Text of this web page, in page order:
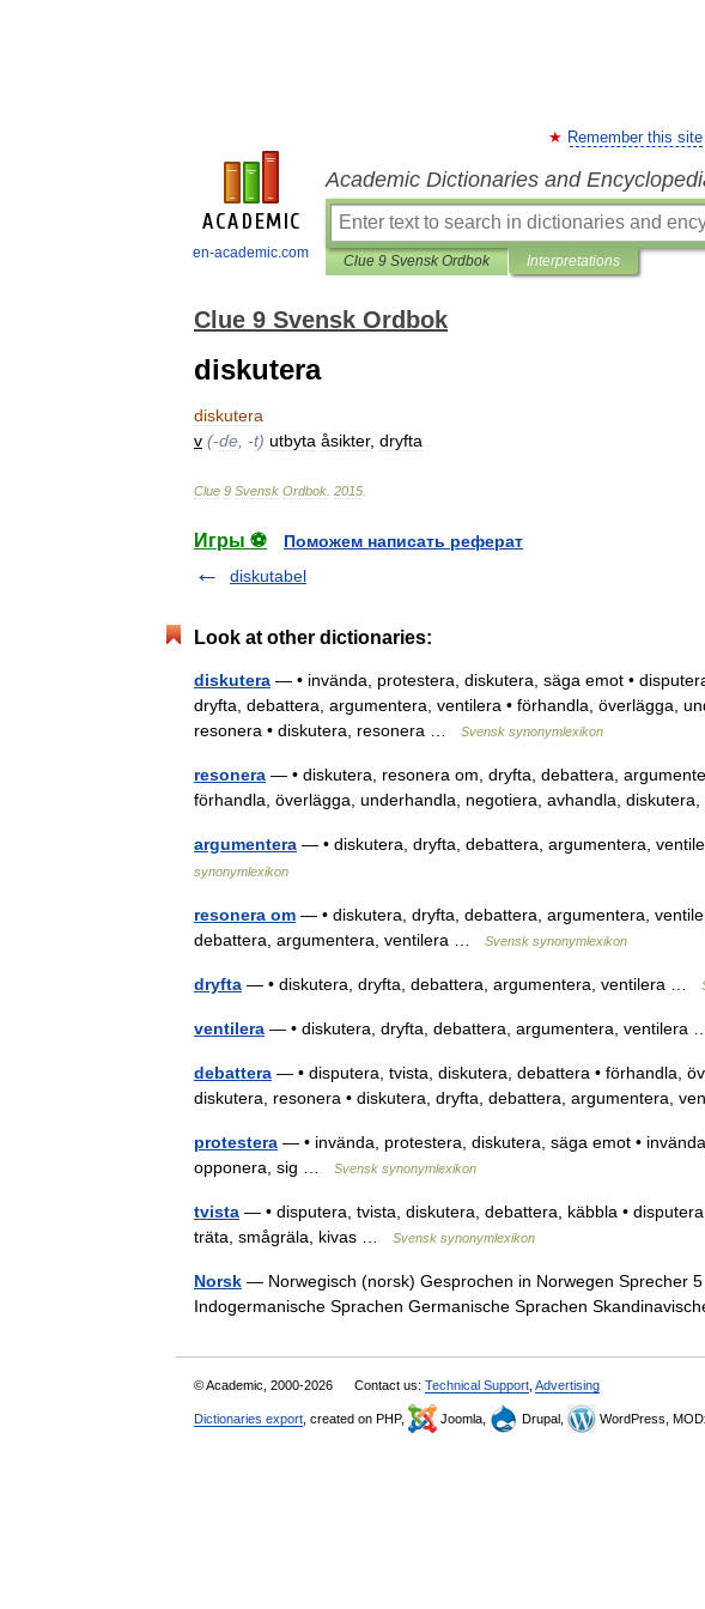
en-academic.com
Remember this site
Academic Dictionaries and
Clue 9 Svensk Ordbok Interpretations
Clue 9 Svensk Ordbok
diskutera
diskutera
v (-de , -t) utbyta åsikter, dryfta
Clue 9 Svensk Ordbok 2015
Игры ⚽
Поможем написать реферат
diskutabel
Look at other dictionaries:
diskutera — • invända, protestera, diskutera, säga emot •
dryfta, debattera, argumentera, ventilera • förhandla, överlägga,
resonera • diskutera, resonera …
Svensk synonymlexikon
resonera — • diskutera, resonera om, dryfta, debattera,
förhandla, överlägga, underhandla, negotiera, avhandla,
argumentera — • diskutera, dryfta, debattera, argumentera,
synonymlexikon
resonera om — • diskutera, dryfta, debattera, argumentera,
debattera, argumentera, ventilera …
Svensk synonymlexikon
dryfta — • diskutera, dryfta, debattera, argumentera, ventilera …
ventilera — • diskutera, dryfta, debattera, argumentera, ventilera
debattera — • disputera, tvista, diskutera, debattera • förhandla,
diskutera, resonera • diskutera, dryfta, debattera, argumentera,
protestera — • invända, protestera, diskutera, säga emot •
opponera, sig …
Svensk synonymlexikon
tvista — • disputera, tvista, diskutera, debattera, käbbla •
träta, smågräla, kivas …
Svensk synonymlexikon
Norsk — Norwegisch (norsk) Gesprochen in Norwegen Sprecher
Indogermanische Sprachen Germanische Sprachen
© Academic, 2000-2026 Contact us: Technical Support Advertising
Dictionaries export , created on PHP, Joomla, Drupal, WordPress,